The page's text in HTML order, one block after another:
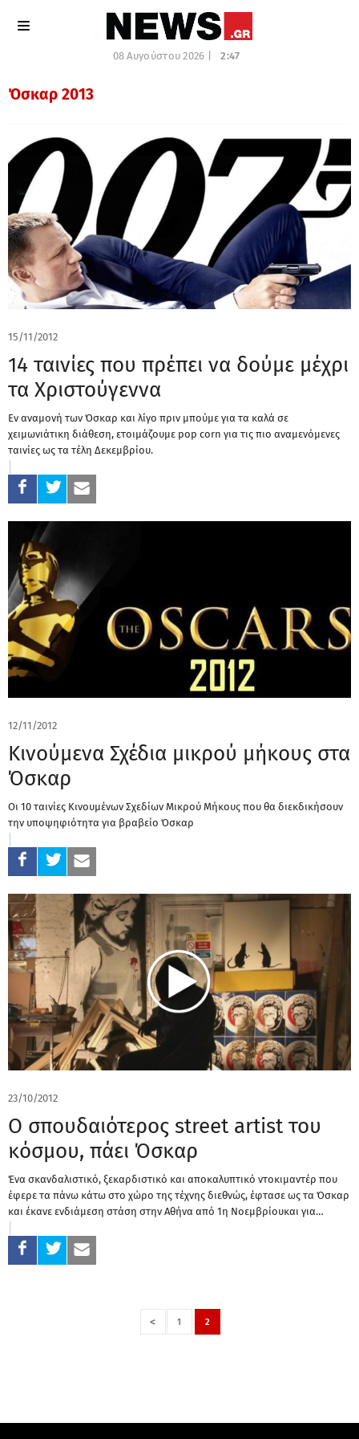
08 Αυγούστου 2026 | 2:47
Όσκαρ 2013
15/11/2012
14 ταινίες που πρέπει να δούμε μέχρι
τα Χριστούγεννα
Εν αναμονή των Όσκαρ και λίγο πριν μπούμε για τα καλά σε
χειμωνιάτικη διάθεση, ετοιμάζουμε pop corn για τις πιο αναμενόμενες
ταινίες ως τα τέλη Δεκεμβρίου.
12/11/2012
Κινούμενα Σχέδια μικρού μήκους στα
Όσκαρ
Οι 10 ταινίες Κινουμένων Σχεδίων Μικρού Μήκους που θα διεκδικήσουν
την υποψηφιότητα για βραβείο Όσκαρ
23/10/2012
Ο σπουδαιότερος street artist του
κόσμου, πάει Όσκαρ
Ένα σκανδαλιστικό, ξεκαρδιστικό και αποκαλυπτικό ντοκιμαντέρ που
έφερε τα πάνω κάτω στο χώρο της τέχνης διεθνώς, έφτασε ως τα Όσκαρ
και έκανε ενδιάμεση στάση στην Αθήνα από 1η Νοεμβρίουκαι για…
< 1 2